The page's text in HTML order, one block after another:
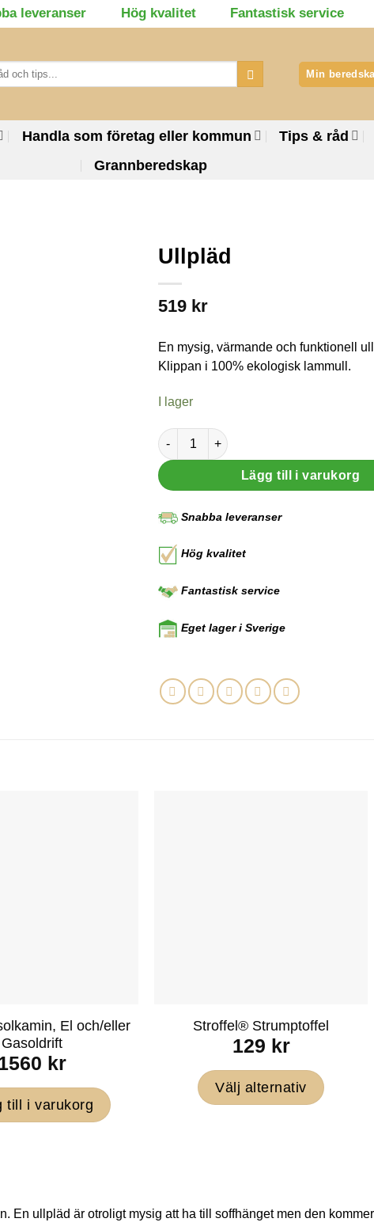
leveranser Hög kvalitet Fantastisk service
Min
Handla som företag eller kommun Tips & råd
Grannberedskap
Ullpläd
519 kr
En mysig, värmande och funktionell
Klippan i 100% ekologisk lammull.
I lager
Ullpläd mängd
Lägg till i varukorg
Snabba leveranser
Hög kvalitet
Fantastisk service
Eget lager i Sverige
El och/eller
Gasoldrift
kr
till i varukorg
Stroffel® Strumptoffel
129 kr
Välj alternativ
En ullpläd är otroligt mysig att ha till soffhänget men den